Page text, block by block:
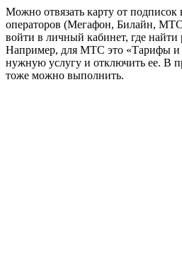
Можно отвязать карту от
операторов (Мегафон, Билайн,
войти в личный кабинет, где найти
Например, для МТС это «Тарифы и
нужную услугу и отключить ее. В
тоже можно выполнить.